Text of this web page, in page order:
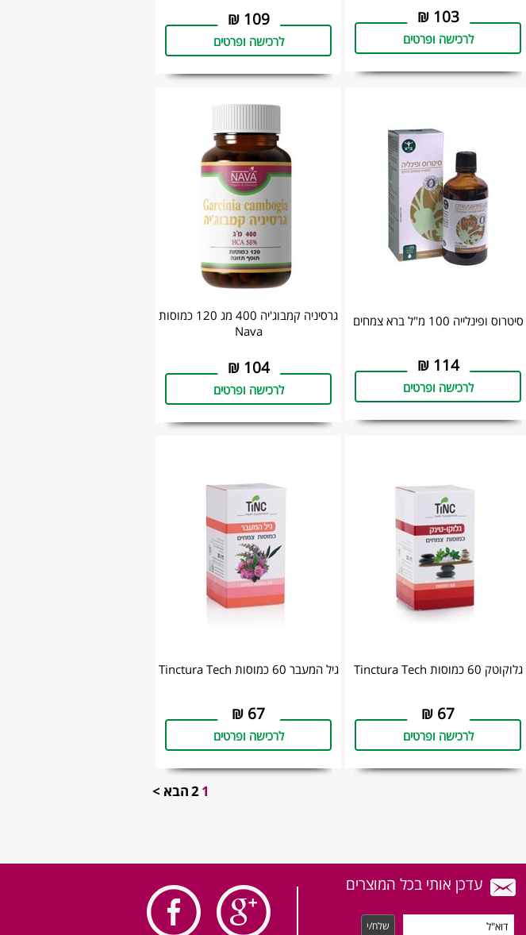
103
₪
לרכישה ופרטים
109
₪
לרכישה ופרטים
סיטרוס ופינלייה 100 מ"ל ‏ברא צמחים
114
₪
לרכישה ופרטים
גרסיניה קמבוג'יה 400 מג 120 כמוסות
Nava
104
₪
לרכישה ופרטים
גלוקוטק 60 כמוסות Tinctura Tech
67
₪
לרכישה ופרטים
גיל המעבר 60 כמוסות Tinctura Tech
67
₪
לרכישה ופרטים
1
2הבא >
עדכן אותי בכל המוצרים